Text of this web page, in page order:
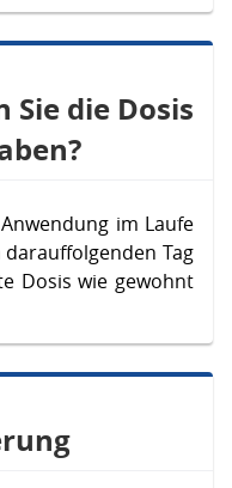
Sie die Dosis
im Laufe
Tag
Dosis wie gewohnt